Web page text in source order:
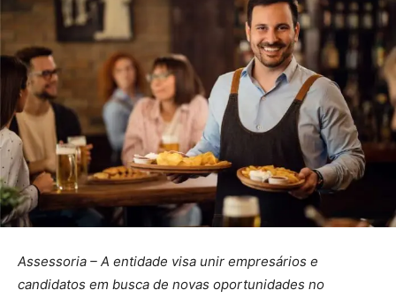
Assessoria – A entidade visa unir empresários e
candidatos em busca de novas oportunidades no